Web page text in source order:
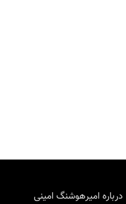
درباره امیرهوشنگ امینی